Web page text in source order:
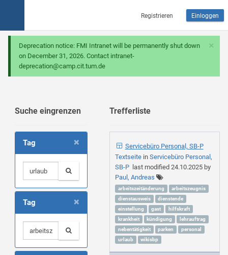
Registrieren Einloggen
×
Deprecation notice: FMI Intranet will be permanently shut down
on December 31, 2026. Contact intranet-
deprecation@camp.cit.tum.de
Suche eingrenzen
×
Tag
×
Tag
Trefferliste
Servicebüro Personal, SB-P
Textseite in Servicebüro Personal,
SB-Plast modified 24.10.2025by
Paul, Andreas
arbeitszeitänderung
arbeitszeugnis
dienstausweis
dienstende
einstellung
gast
hilfskraft
krankheit
kündigung
lehrauftrag
nebentätigkeit
parken
personal
urlaub
wikisbp